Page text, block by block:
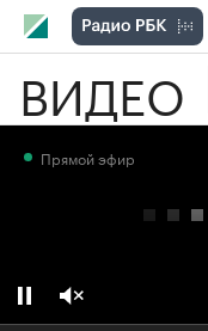
ВИДЕО
Прямой эфир